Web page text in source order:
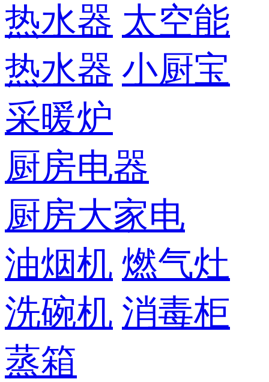
热水器 太空能
热水器 小厨宝
采暖炉
厨房电器
厨房大家电
油烟机 燃气灶
洗碗机 消毒柜
蒸箱